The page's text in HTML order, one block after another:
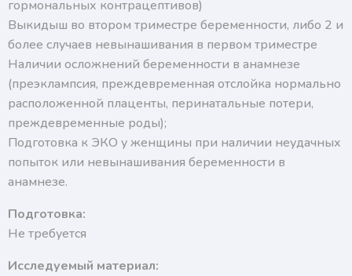
гормональных контрацептивов)
Выкидыш во втором триместре беременности, либо 2 и
более случаев невынашивания в первом триместре
Наличии осложнений беременности в анамнезе
(преэклампсия, преждевременная отслойка нормально
расположенной плаценты, перинатальные потери,
преждевременные роды);
Подготовка к ЭКО у женщины при наличии неудачных
попыток или невынашивания беременности в
анамнезе.
Подготовка:
Не требуется
Исследуемый материал: